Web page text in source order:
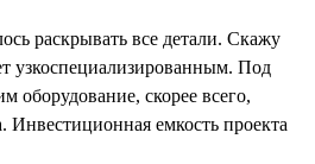
раскрывать все детали. Скажу
узкоспециализированным. Под
оборудование, скорее всего,
Инвестиционная емкость проекта